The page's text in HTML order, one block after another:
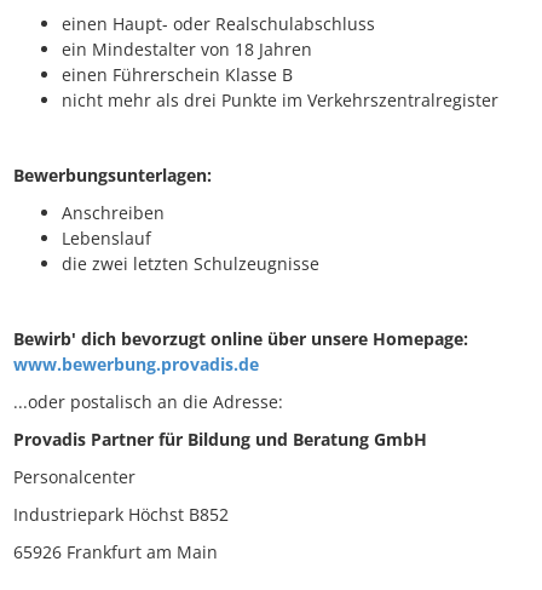
einen Haupt- oder Realschulabschluss
ein Mindestalter von 18 Jahren
einen Führerschein Klasse B
nicht mehr als drei Punkte im Verkehrszentralregister
Bewerbungsunterlagen:
Anschreiben
Lebenslauf
die zwei letzten Schulzeugnisse
Bewirb' dich bevorzugt online über unsere Homepage:
www.bewerbung.provadis.de
...oder postalisch an die Adresse:
Provadis Partner für Bildung und Beratung GmbH
Personalcenter
Industriepark Höchst B852
65926 Frankfurt am Main